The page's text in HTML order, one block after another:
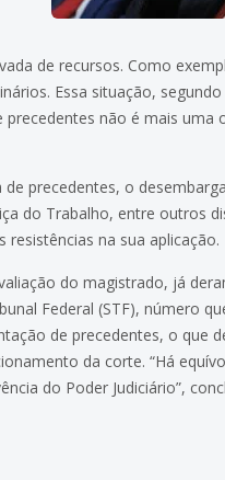
de recursos. Como
Essa situação,
não é mais
precedentes, o
do Trabalho, entre outros
na sua aplicação.
do magistrado, já
Federal (STF), número
de precedentes, o que
da corte. “Há
do Poder Judiciário”,